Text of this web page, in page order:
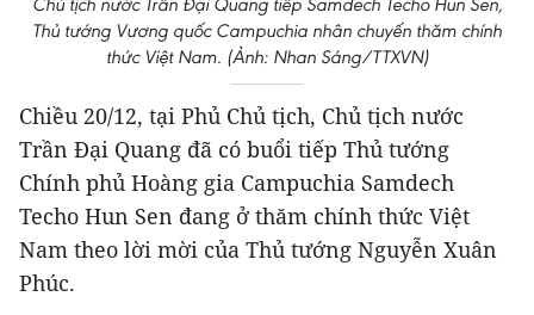
Thủ tướng Vương quốc Campuchia nhân chuyến thăm chính
thức Việt Nam. (Ảnh: Nhan Sáng/TTXVN)
Chiều 20/12, tại Phủ Chủ tịch, Chủ tịch nước
Trần Đại Quang đã có buổi tiếp Thủ tướng
Chính phủ Hoàng gia Campuchia Samdech
Techo Hun Sen đang ở thăm chính thức Việt
Nam theo lời mời của Thủ tướng Nguyễn Xuân
Phúc.